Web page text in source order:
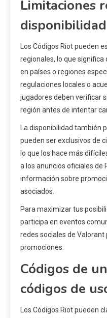
Limitaciones
disponibilidad
Los Códigos Riot pueden
regionales, lo que significa
en países o regiones
regulaciones locales o
jugadores deben verificar
región antes de intentar
La disponibilidad también
pueden ser exclusivos de
lo que los hace más
a los anuncios oficiales de
información sobre
asociados.
Para maximizar tus
participa en eventos
redes sociales de
promociones.
Códigos de
códigos de
Los Códigos Riot pueden